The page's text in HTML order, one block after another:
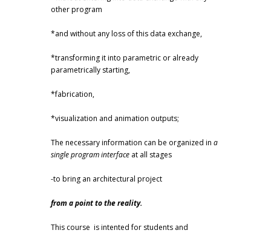
other program
*and without any loss of this data exchange,
*transforming it into parametric or already
parametrically starting,
*fabrication,
*visualization and animation outputs;
The necessary information can be organized in a
single program interface at all stages
-to bring an architectural project
from a point to the reality.
This course is intented for students and